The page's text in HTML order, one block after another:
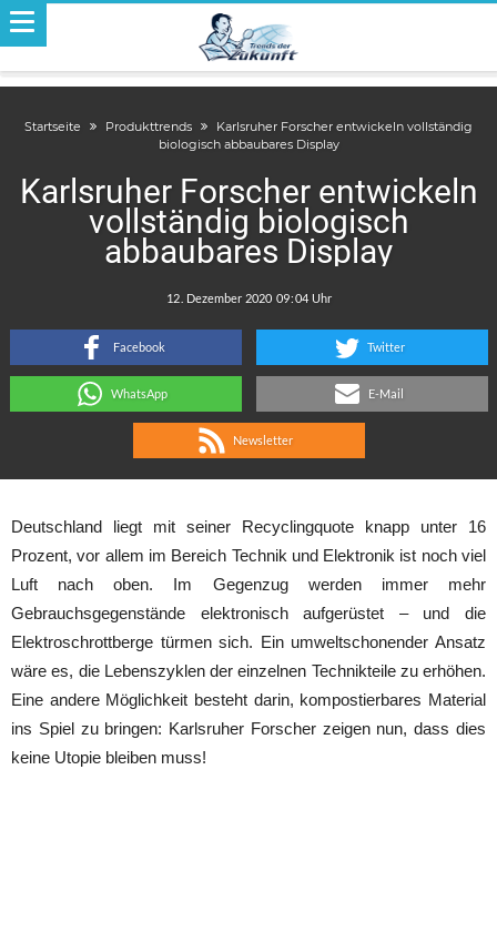
Startseite Produkttrends
Karlsruher Forscher entwickeln vollständig
biologisch abbaubares Display
Karlsruher Forscher entwickeln
vollständig biologisch
abbaubares Display
:
Facebook Twitter
WhatsApp E-Mail
Newsletter
Deutschland liegt mit seiner Recyclingquote knapp unter 16
Prozent, vor allem im Bereich Technik und Elektronik ist noch viel
Luft nach oben. Im Gegenzug werden immer mehr
Gebrauchsgegenstände elektronisch aufgerüstet – und die
Elektroschrottberge türmen sich. Ein umweltschonender Ansatz
wäre es, die Lebenszyklen der einzelnen Technikteile zu erhöhen.
Eine andere Möglichkeit besteht darin, kompostierbares Material
ins Spiel zu bringen: Karlsruher Forscher zeigen nun, dass dies
keine Utopie bleiben muss!